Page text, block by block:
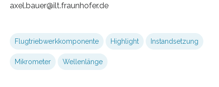
axel.bauer@ilt.fraunhofer.de
Flugtriebwerkkomponente Highlight Instandsetzung
Mikrometer Wellenlänge